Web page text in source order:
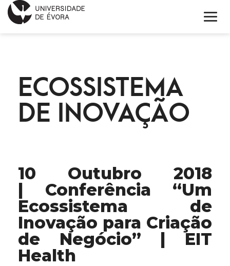
ABOUT EIT HEALTH
NEWS
PORTUGUÊS
ECOSSISTEMA
DE INOVAÇÃO
10 Outubro 2018
| Conferência “Um
Ecossistema de
Inovação para Criação
de Negócio” | EIT
Health